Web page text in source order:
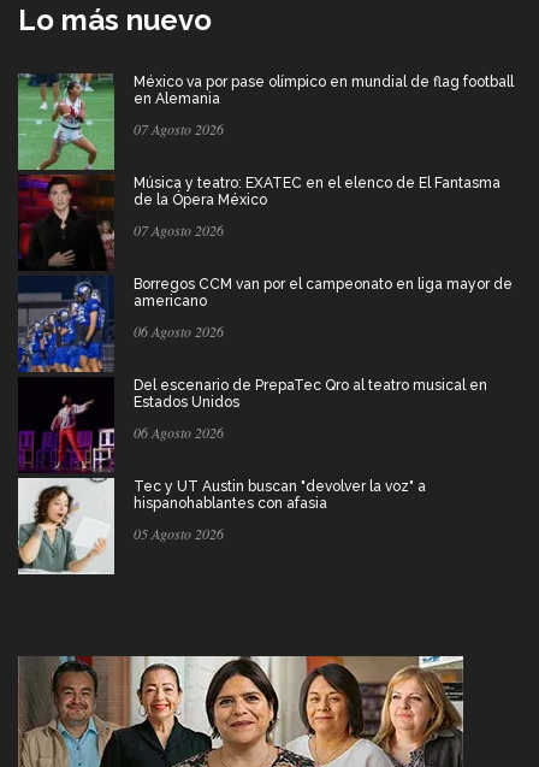
Lo más nuevo
México va por pase olímpico en mundial de flag football
en Alemania
07 Agosto 2026
Música y teatro: EXATEC en el elenco de El Fantasma
de la Ópera México
07 Agosto 2026
Borregos CCM van por el campeonato en liga mayor de
americano
06 Agosto 2026
Del escenario de PrepaTec Qro al teatro musical en
Estados Unidos
06 Agosto 2026
Tec y UT Austin buscan "devolver la voz" a
hispanohablantes con afasia
05 Agosto 2026